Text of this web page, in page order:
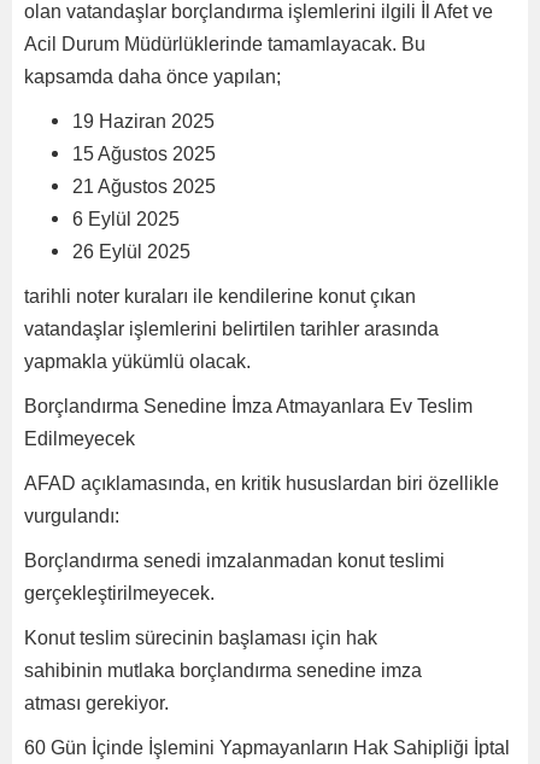
olan vatandaşlar borçlandırma işlemlerini ilgili İl Afet ve
Acil Durum Müdürlüklerinde tamamlayacak. Bu
kapsamda daha önce yapılan;
19 Haziran 2025
15 Ağustos 2025
21 Ağustos 2025
6 Eylül 2025
26 Eylül 2025
tarihli noter kuraları ile kendilerine konut çıkan
vatandaşlar işlemlerini belirtilen tarihler arasında
yapmakla yükümlü olacak.
Borçlandırma Senedine İmza Atmayanlara Ev Teslim
Edilmeyecek
AFAD açıklamasında, en kritik hususlardan biri özellikle
vurgulandı:
Borçlandırma senedi imzalanmadan konut teslimi
gerçekleştirilmeyecek.
Konut teslim sürecinin başlaması için hak
sahibinin mutlaka borçlandırma senedine imza
atması gerekiyor.
60 Gün İçinde İşlemini Yapmayanların Hak Sahipliği İptal